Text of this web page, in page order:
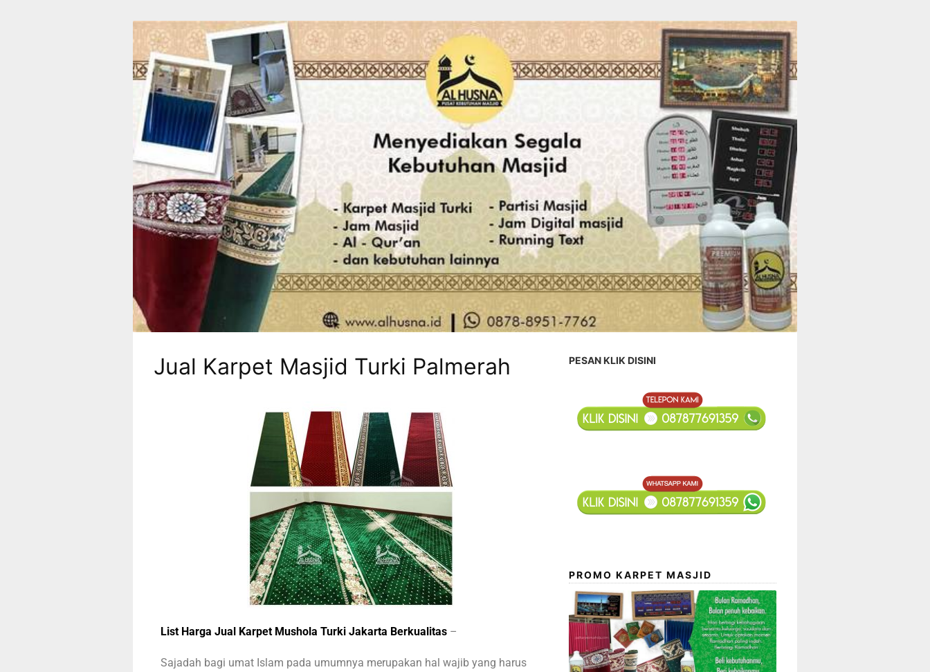
Jual Karpet Masjid Turki Palmerah
List Harga Jual Karpet Mushola Turki Jakarta Berkualitas –
Sajadah bagi umat Islam pada umumnya merupakan hal wajib yang harus
PESAN KLIK DISINI
PROMO KARPET MASJID